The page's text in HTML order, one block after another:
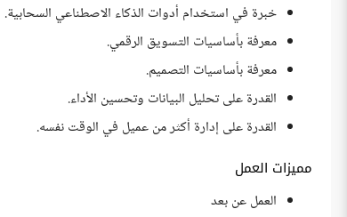
خبرة في استخدام أدوات الذكاء الاصطناعي السحابية.
معرفة بأساسيات التسويق الرقمي.
معرفة بأساسيات التصميم.
القدرة على تحليل البيانات وتحسين الأداء.
القدرة على إدارة أكثر من عميل في الوقت نفسه.
مميزات العمل
العمل عن بعد